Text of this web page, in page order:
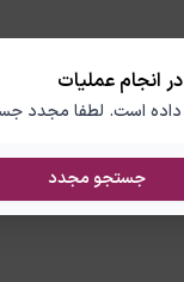
انجام عملیات
است. لطفا مجدد
جستجو مجدد